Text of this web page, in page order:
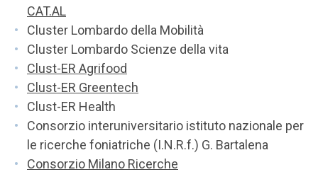
CAT.AL
Cluster Lombardo della Mobilità
Cluster Lombardo Scienze della vita
Clust-ER Agrifood
Clust-ER Greentech
Clust-ER Health
Consorzio interuniversitario istituto nazionale per
le ricerche foniatriche (I.N.R.f.) G. Bartalena
Consorzio Milano Ricerche